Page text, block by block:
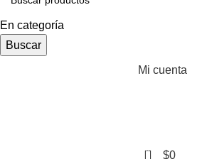
En categoría
Buscar
Mi cuenta
0 $0